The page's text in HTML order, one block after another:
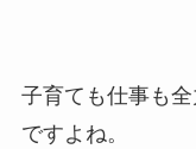
子育ても仕事も
ですよね。